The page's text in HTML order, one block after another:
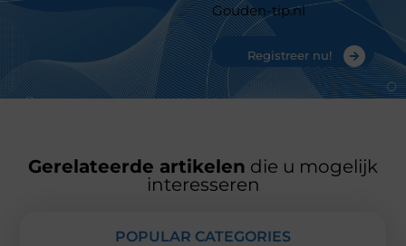
Gouden-tip.nl
Registreer nu!
Gerelateerde artikelen die u mogelijk
interesseren
POPULAR CATEGORIES